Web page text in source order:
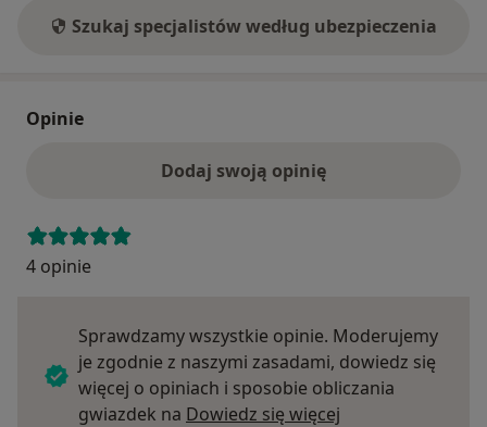
Szukaj specjalistów według ubezpieczenia
Opinie
Dodaj swoją opinię
4 opinie
Sprawdzamy wszystkie opinie. Moderujemy
je zgodnie z naszymi zasadami, dowiedz się
więcej o opiniach i sposobie obliczania
gwiazdek na Dowiedz się więcej